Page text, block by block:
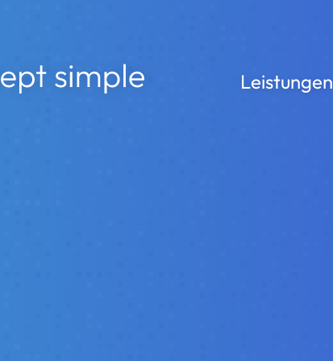
Leistungen